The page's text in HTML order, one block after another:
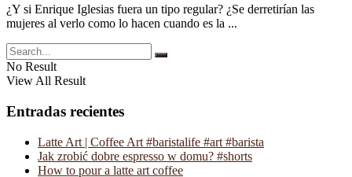
¿Y si Enrique Iglesias fuera un tipo regular? ¿Se derretirían las
mujeres al verlo como lo hacen cuando es la ...
No Result
View All Result
Entradas recientes
Latte Art | Coffee Art #baristalife #art #barista
Jak zrobić dobre espresso w domu? #shorts
How to pour a latte art coffee